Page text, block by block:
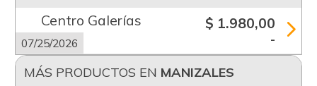
Centro Galerías
07/25/2026
$ 1.980,00
-
MÁS PRODUCTOS EN MANIZALES